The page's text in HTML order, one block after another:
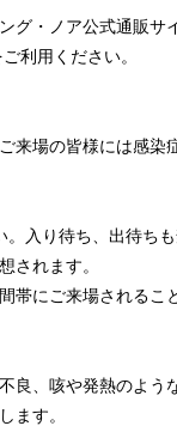
グ・ノア公式通販サ
利用ください。
来場の皆様には感染
入り待ち、出待ちも
されます。
にご来場されるこ
、咳や発熱のよう
ます。